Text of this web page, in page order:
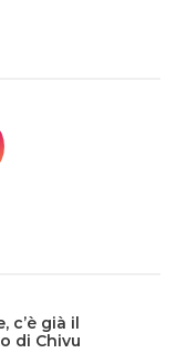
c’è già il
di Chivu